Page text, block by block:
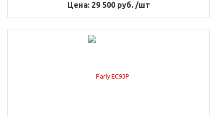
Цена: 29 500 руб. /шт